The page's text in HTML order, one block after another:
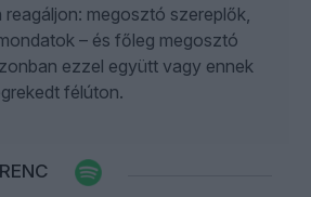
reagáljon: megosztó szereplők,
– és főleg megosztó
ezzel együtt vagy ennek
félúton.